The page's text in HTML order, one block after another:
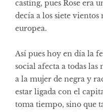
casting, pues Rose era
decía a los siete
europea.
Así pues hoy en día la
social afecta a todas
a la mujer de negra y
estar ligada con el
toma tiempo, sino que